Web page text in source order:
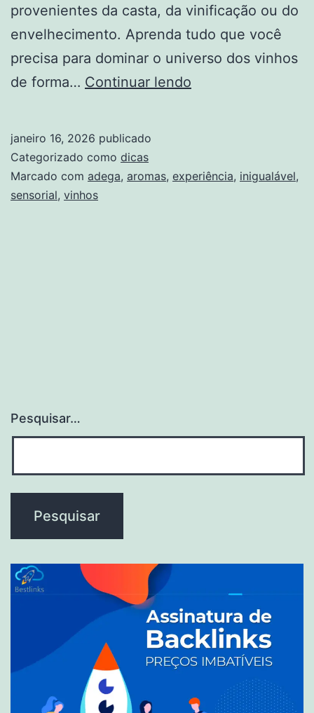
provenientes da casta, da vinificação ou do
envelhecimento. Aprenda tudo que você
precisa para dominar o universo dos vinhos
de forma… Continuar lendo
Experiência
janeiro 16, 2026 publicado
Categorizado como dicas
Marcado com adega, aromas, experiência, inigualável,
sensorial, vinhos
Pesquisar…